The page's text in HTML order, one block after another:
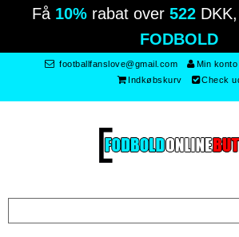
Få 10%rabat over 522DKK,
FODBOLD
footballfanslove@gmail.com Min konto
Indkøbskurv
Check